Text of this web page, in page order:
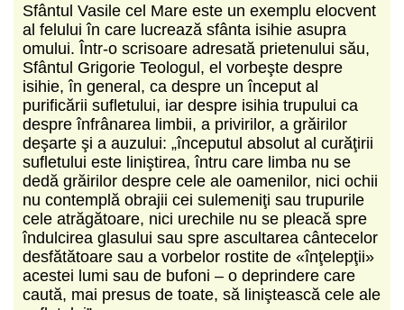
Sfântul Vasile cel Mare este un exemplu elocvent
al felului în care lucrează sfânta isihie asupra
omului. Într-o scrisoare adresată prietenului său,
Sfântul Grigorie Teologul, el vorbeşte despre
isihie, în general, ca despre un început al
purificării sufletului, iar despre isihia trupului ca
despre înfrânarea limbii, a privirilor, a grăirilor
deşarte şi a auzului: „începutul absolut al curăţirii
sufletului este liniştirea, întru care limba nu se
dedă grăirilor despre cele ale oamenilor, nici ochii
nu contemplă obrajii cei sulemeniţi sau trupurile
cele atrăgătoare, nici urechile nu se pleacă spre
îndulcirea glasului sau spre ascultarea cântecelor
desfătătoare sau a vorbelor rostite de «înţelepţii»
acestei lumi sau de bufoni – o deprindere care
caută, mai presus de toate, să liniştească cele ale